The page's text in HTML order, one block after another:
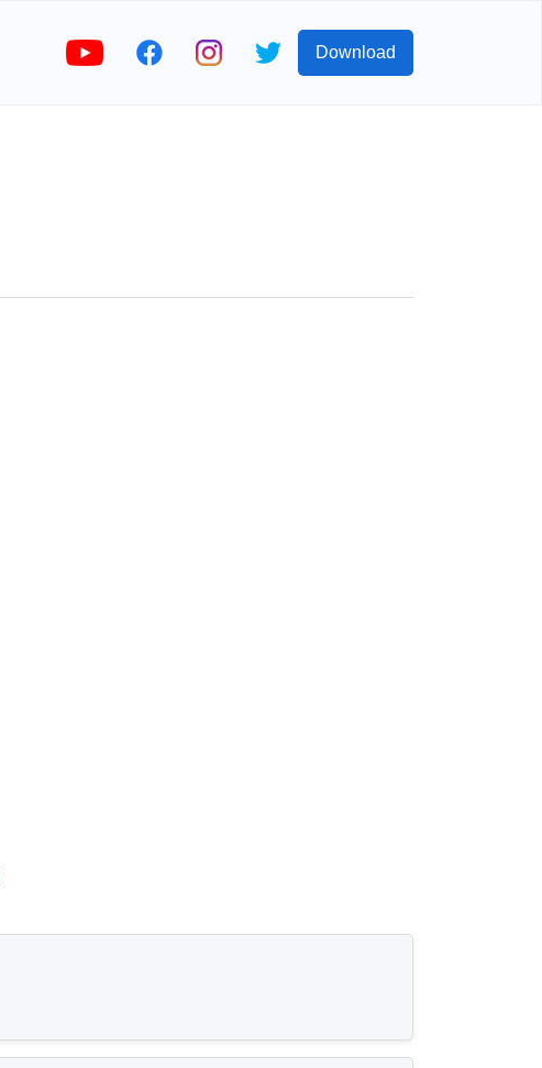
Download